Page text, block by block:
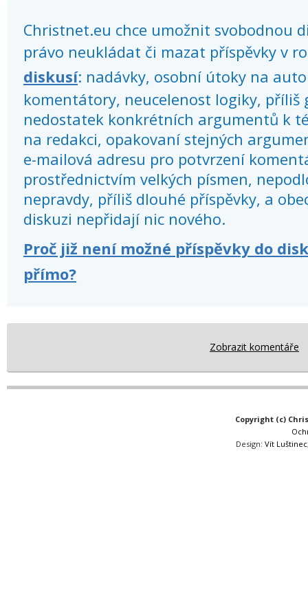
Christnet.eu chce umožnit svobodnou
právo neukládat či mazat příspěvky v
diskusí: nadávky, osobní útoky na
komentátory, neucelenost logiky, příliš
nedostatek konkrétních argumentů k
na redakci, opakovaní stejných
e-mailová adresu pro potvrzení
prostřednictvím velkých písmen,
nepravdy, příliš dlouhé příspěvky, a
diskuzi nepřidají nic nového.
Proč již není možné příspěvky do
přímo?
Zobrazit komentáře
Copyright (c)
Design:Vít Luštinec